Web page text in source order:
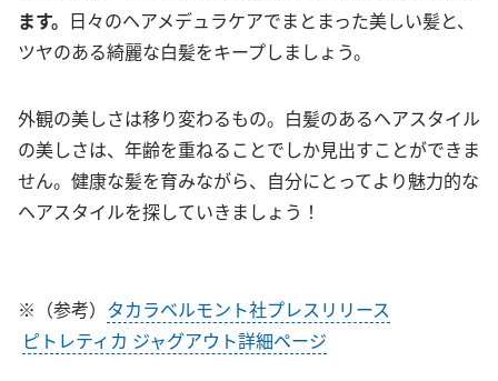
ます。 日々のヘアメデュラケアでまとまった美しい髪と、
ツヤのある綺麗な白髪をキープしましょう。
外観の美しさは移り変わるもの。白髪のあるヘアスタイル
の美しさは、年齢を重ねることでしか見出すことができま
せん。健康な髪を育みながら、自分にとってより魅力的な
ヘアスタイルを探していきましょう！
※（参考） タカラベルモント社プレスリリース
ピトレティカ ジャグアウト詳細ページ